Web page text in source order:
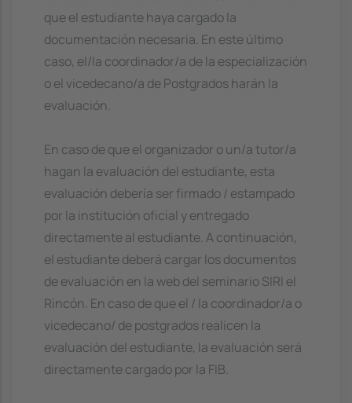
que el estudiante haya cargado la
documentación necesaria. En este último
caso, el/la coordinador/a de la especialización
o el vicedecano/a de Postgrados harán la
evaluación.
En caso de que el organizador o un/a tutor/a
hagan la evaluación del estudiante, esta
evaluación debería ser firmado / estampado
por la institución oficial y entregado
directamente al estudiante. A continuación,
el estudiante deberá cargar los documentos
de evaluación en la web del seminario SIRI el
Rincón. En caso de que el / la coordinador/a o
vicedecano/ de postgrados realicen la
evaluación del estudiante, la evaluación será
directamente cargado por la FIB.